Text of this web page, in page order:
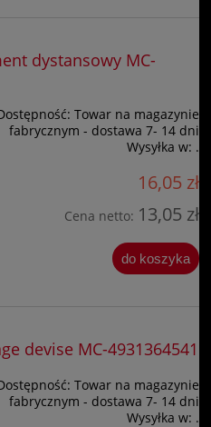
dystansowy MC-
Towar na magazynie
fabrycznym - dostawa 7- 14 dni
Wysyłka w: .
16,05 zł
Cena netto: 13,05 zł
do koszyka
devise MC-4931364541
Towar na magazynie
fabrycznym - dostawa 7- 14 dni
Wysyłka w: .